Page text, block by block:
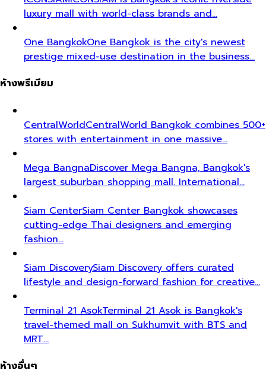
luxury mall with world-class brands and…
One BangkokOne Bangkok is the city's newest
prestige mixed-use destination in the business…
ห้างพรีเมียม
CentralWorldCentralWorld Bangkok combines 500+
stores with entertainment in one massive…
Mega BangnaDiscover Mega Bangna, Bangkok's
largest suburban shopping mall. International…
Siam CenterSiam Center Bangkok showcases
cutting-edge Thai designers and emerging
fashion…
Siam DiscoverySiam Discovery offers curated
lifestyle and design-forward fashion for creative…
Terminal 21 AsokTerminal 21 Asok is Bangkok's
travel-themed mall on Sukhumvit with BTS and
MRT…
ห้างอื่นๆ